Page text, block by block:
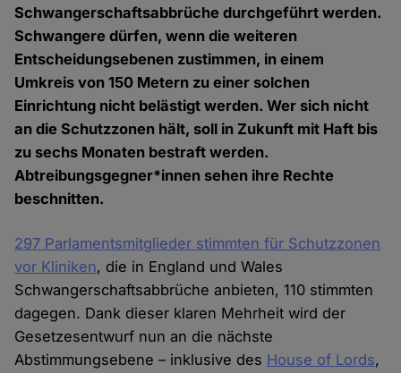
Schwangerschaftsabbrüche durchgeführt werden.
Schwangere dürfen, wenn die weiteren
Entscheidungsebenen zustimmen, in einem
Umkreis von 150 Metern zu einer solchen
Einrichtung nicht belästigt werden. Wer sich nicht
an die Schutzzonen hält, soll in Zukunft mit Haft bis
zu sechs Monaten bestraft werden.
Abtreibungsgegner*innen sehen ihre Rechte
beschnitten.
297 Parlamentsmitglieder stimmten für Schutzzonen
vor Kliniken, die in England und Wales
Schwangerschaftsabbrüche anbieten, 110 stimmten
dagegen. Dank dieser klaren Mehrheit wird der
Gesetzesentwurf nun an die nächste
Abstimmungsebene – inklusive des House of Lords,